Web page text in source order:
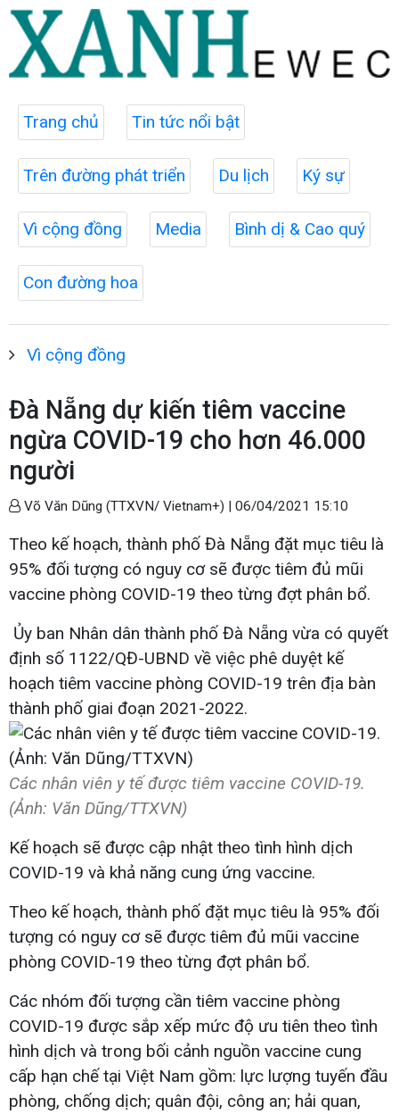
Trang chủ Tin tức nổi bật
Trên đường phát triển Du lịch Ký sự
Vì cộng đồng Media Bình dị & Cao quý
Con đường hoa
Vì cộng đồng
Đà Nẵng dự kiến tiêm vaccine
ngừa COVID-19 cho hơn 46.000
người
Võ Văn Dũng (TTXVN/ Vietnam+) | 06/04/2021 15:10
Theo kế hoạch, thành phố Đà Nẵng đặt mục tiêu là
95% đối tượng có nguy cơ sẽ được tiêm đủ mũi
vaccine phòng COVID-19 theo từng đợt phân bổ.
Ủy ban Nhân dân thành phố Đà Nẵng vừa có quyết
định số 1122/QĐ-UBND về việc phê duyệt kế
hoạch tiêm vaccine phòng COVID-19 trên địa bàn
thành phố giai đoạn 2021-2022.
Các nhân viên y tế được tiêm vaccine COVID-19.
(Ảnh: Văn Dũng/TTXVN)
Kế hoạch sẽ được cập nhật theo tình hình dịch
COVID-19 và khả năng cung ứng vaccine.
Theo kế hoạch, thành phố đặt mục tiêu là 95% đối
tượng có nguy cơ sẽ được tiêm đủ mũi vaccine
phòng COVID-19 theo từng đợt phân bổ.
Các nhóm đối tượng cần tiêm vaccine phòng
COVID-19 được sắp xếp mức độ ưu tiên theo tình
hình dịch và trong bối cảnh nguồn vaccine cung
cấp hạn chế tại Việt Nam gồm: lực lượng tuyến đầu
phòng, chống dịch; quân đội, công an; hải quan,